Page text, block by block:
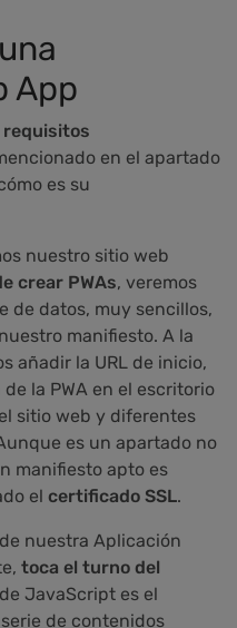
App
requisitos
en el apartado
es su
nuestro sitio web
crear PWAs, veremos
de datos, muy sencillos,
manifiesto. A la
añadir la URL de inicio,
la PWA en el escritorio
sitio web y diferentes
es un apartado no
manifiesto apto es
el certificado SSL.
nuestra Aplicación
toca el turno del
JavaScript es el
de contenidos